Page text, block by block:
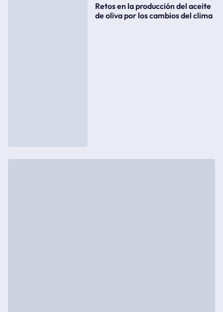
Retos en la producción del aceite
de oliva por los cambios del clima